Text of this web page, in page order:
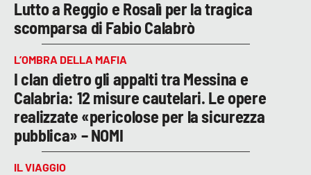
Lutto a Reggio e Rosalì per la tragica
scomparsa di Fabio Calabrò
L’OMBRA DELLA MAFIA
I clan dietro gli appalti tra Messina e
Calabria: 12 misure cautelari. Le opere
realizzate «pericolose per la sicurezza
pubblica» – NOMI
IL VIAGGIO